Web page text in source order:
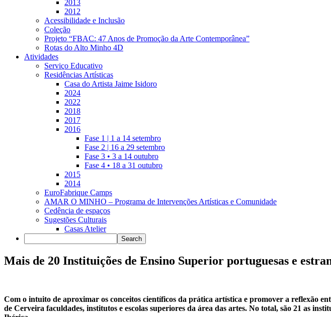
2013
2012
Acessibilidade e Inclusão
Coleção
Projeto “FBAC: 47 Anos de Promoção da Arte Contemporânea”
Rotas do Alto Minho 4D
Atividades
Serviço Educativo
Residências Artísticas
Casa do Artista Jaime Isidoro
2024
2022
2018
2017
2016
Fase 1 | 1 a 14 setembro
Fase 2 | 16 a 29 setembro
Fase 3 • 3 a 14 outubro
Fase 4 • 18 a 31 outubro
2015
2014
EuroFabrique Camps
AMAR O MINHO – Programa de Intervenções Artísticas e Comunidade
Cedência de espaços
Sugestões Culturais
Casas Atelier
Mais de 20 Instituições de Ensino Superior portuguesas e
Com o intuito de aproximar os conceitos científicos da prática artística e promover a reflexão
de Cerveira faculdades, institutos e escolas superiores da área das artes. No total, são 21 as